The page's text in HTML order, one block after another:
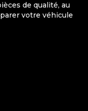
de qualité, au
votre véhicule